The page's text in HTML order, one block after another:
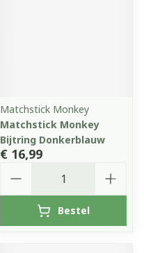
Matchstick Monkey
Matchstick Monkey
Bijtring Donkerblauw
€ 16,99
Bestel